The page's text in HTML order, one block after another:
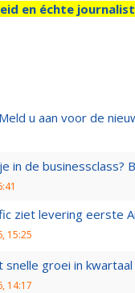
en échte
Meld u aan voor de
in de businessclass?
ziet levering eerste
15:25
snelle groei in
14:17